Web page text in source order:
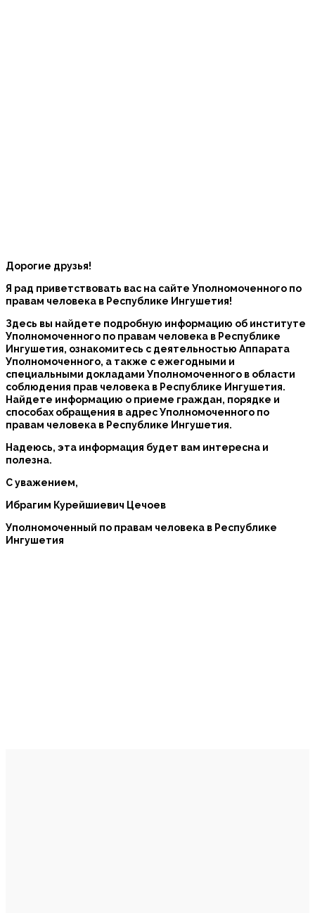
Дорогие друзья!
Я рад приветствовать вас на сайте Уполномоченного по
правам человека в Республике Ингушетия!
Здесь вы найдете подробную информацию об институте
Уполномоченного по правам человека в Республике
Ингушетия, ознакомитесь с деятельностью Аппарата
Уполномоченного, а также с ежегодными и
специальными докладами Уполномоченного в области
соблюдения прав человека в Республике Ингушетия.
Найдете информацию о приеме граждан, порядке и
способах обращения в адрес Уполномоченного по
правам человека в Республике Ингушетия.
Надеюсь, эта информация будет вам интересна и
полезна.
С уважением,
Ибрагим Курейшиевич Цечоев
Уполномоченный по правам человека в Республике
Ингушетия